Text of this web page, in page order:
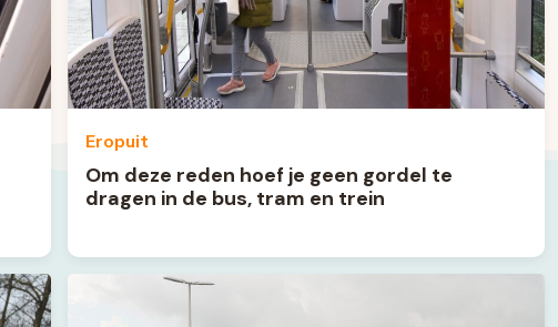
Eropuit
Om deze reden hoef je geen gordel te
dragen in de bus, tram en trein